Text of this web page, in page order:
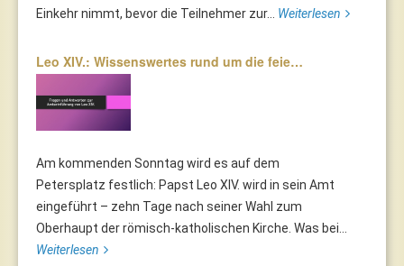
Einkehr nimmt, bevor die Teilnehmer zur... Weiterlesen
Leo XIV.: Wissenswertes rund um die feie…
Am kommenden Sonntag wird es auf dem
Petersplatz festlich: Papst Leo XIV. wird in sein Amt
eingeführt – zehn Tage nach seiner Wahl zum
Oberhaupt der römisch-katholischen Kirche. Was bei...
Weiterlesen